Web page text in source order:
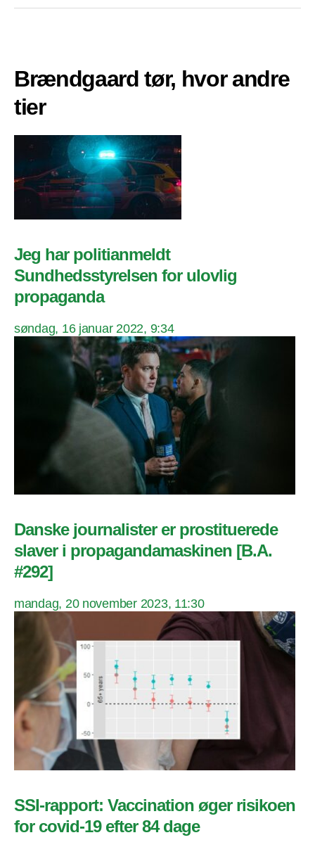
Brændgaard tør, hvor andre
tier
Jeg har politianmeldt
Sundhedsstyrelsen for ulovlig
propaganda
søndag, 16 januar 2022, 9:34
Danske journalister er prostituerede
slaver i propagandamaskinen [B.A.
#292]
mandag, 20 november 2023, 11:30
SSI-rapport: Vaccination øger risikoen
for covid-19 efter 84 dage